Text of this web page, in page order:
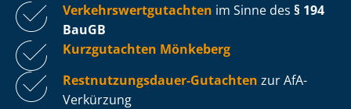
Ver­kehrs­wert­gut­ach­ten im Sinne des § 194
BauGB
Kurzgutachten Mönkeberg
Rest­nut­zungs­dau­er-Gutachten zur AfA-
Verkürzung